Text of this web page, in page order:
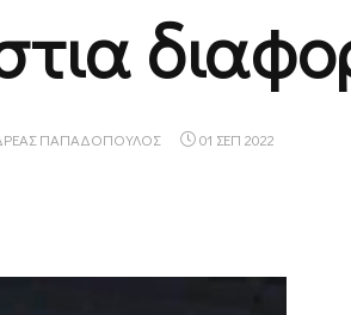
ΠΑΠΑΔΌΠΟΥΛΟΣ 01 ΣΕΠ 2022